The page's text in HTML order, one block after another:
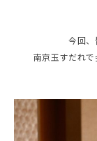
今回、
南京玉すだれ